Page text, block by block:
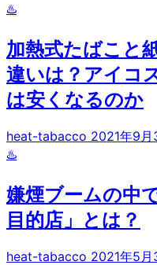
♨️
加熱式たばこと
違いは？アイコ
は安くなるのか
heat-tabacco 2021年9月
♨️
嫌煙ブームの中
目的店」とは？
heat-tabacco 2021年5月